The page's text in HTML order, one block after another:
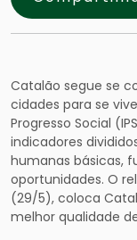
Catalão segue se
cidades para se
Progresso Social
indicadores
humanas básicas,
oportunidades. O
(29/5), coloca
melhor qualidade